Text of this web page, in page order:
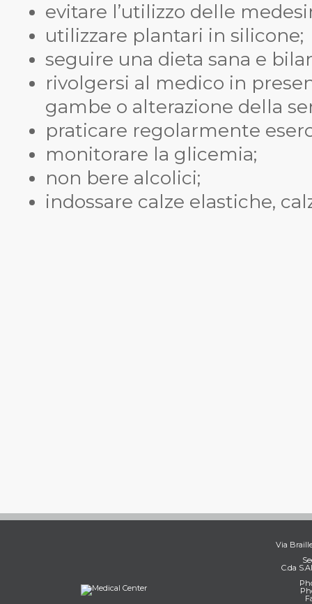
evitare l’utilizzo delle
utilizzare plantari in silicone;
seguire una dieta sana e
rivolgersi al medico in
gambe o alterazione della
praticare regolarmente
monitorare la glicemia;
non bere alcolici;
indossare calze elastiche,
Via
C.da